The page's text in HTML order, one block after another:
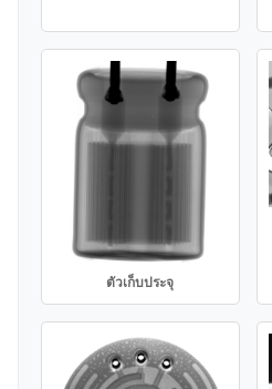
ตัวเก็บประจุ